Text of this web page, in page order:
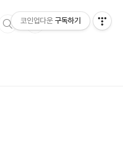
코인업다운 구독하기